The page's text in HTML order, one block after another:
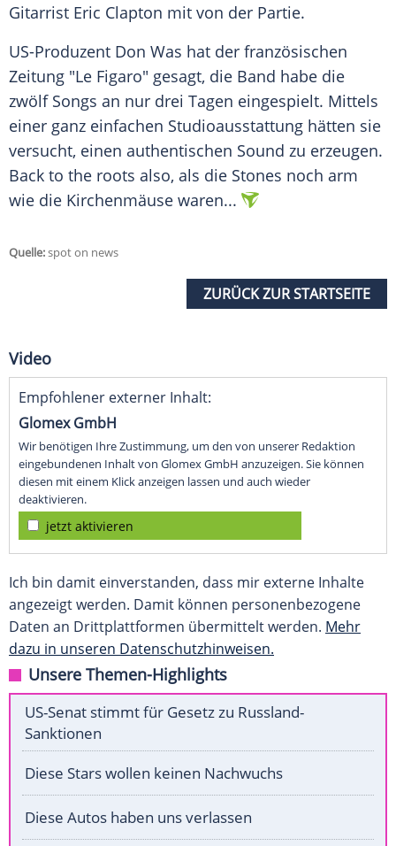
Gitarrist Eric Clapton mit von der Partie.
US-Produzent Don Was hat der französischen
Zeitung "Le Figaro" gesagt, die Band habe die
zwölf Songs an nur drei Tagen eingespielt. Mittels
einer ganz einfachen Studioausstattung hätten sie
versucht, einen authentischen Sound zu erzeugen.
Back to the roots also, als die Stones noch arm
wie die Kirchenmäuse waren...
Quelle:spot on news
ZURÜCK ZUR STARTSEITE
Video
Empfohlener externer Inhalt:
Glomex GmbH
Wir benötigen Ihre Zustimmung, um den von unserer Redaktion
eingebundenen Inhalt von Glomex GmbH anzuzeigen. Sie können
diesen mit einem Klick anzeigen lassen und auch wieder
deaktivieren.
jetzt aktivieren
Ich bin damit einverstanden, dass mir externe Inhalte
angezeigt werden. Damit können personenbezogene
Daten an Drittplattformen übermittelt werden. Mehr
dazu in unseren Datenschutzhinweisen.
Unsere Themen-Highlights
US-Senat stimmt für Gesetz zu Russland-
Sanktionen
Diese Stars wollen keinen Nachwuchs
Diese Autos haben uns verlassen